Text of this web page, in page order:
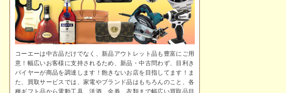
コーエーは中古品だけでなく、新品アウトレット品も豊富にご用
意！幅広いお客様に支持されるため、新品・中古問わず、目利き
バイヤーが商品を調達します！飽きないお店を目指してます！ま
た、買取サービスでは、家電やブランド品はもちろんのこと、各
種ギフト品から電動工具、洋酒、金券、衣類まで幅広い買取品目